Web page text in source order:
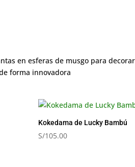
en esferas de musgo para
forma innovadora
Kokedama de Lucky Bambú
S/105.00